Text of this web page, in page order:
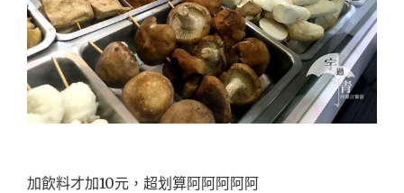
加飲料才加10元，超划算阿阿阿阿阿